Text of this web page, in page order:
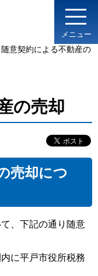
メニュー
意契約による不動産の
の売却
売却につ
、下記の通り随意
に平戸市役所税務